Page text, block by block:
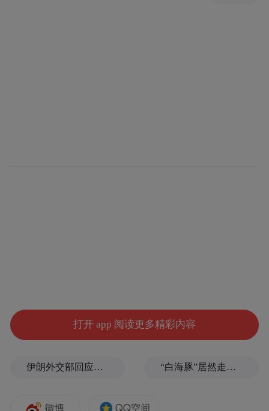
打开 app 阅读更多精彩内容
伊朗外交部回应特朗普战利品言论：美需赢得战争，再谈战利品 “白海豚”居然走出了古怪路径